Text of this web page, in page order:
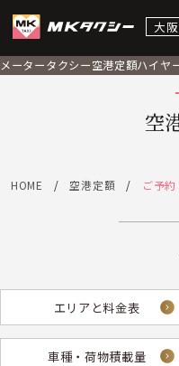
大阪
メータータクシー空港定額ハイヤ
空
HOME 空港定額 ご予約
エリアと料金表
車種・荷物積載量